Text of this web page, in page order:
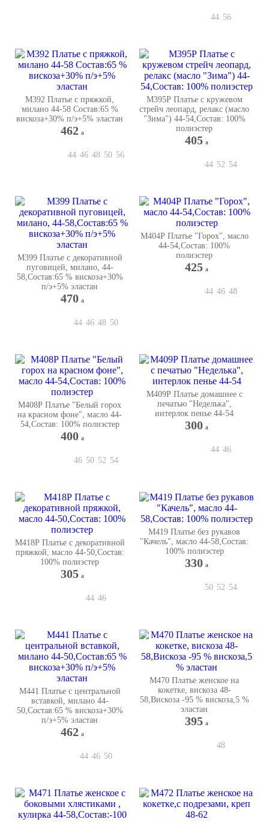
44 56
М392 Платье с пряжкой,
милано 44-58 Состав:65 %
вискоза+30% п/э+5% эластан
462 a
44 46 48 50 56
М395Р Платье с кружевом
стрейч леопард, релакс (масло
"Зима") 44-54,Состав: 100%
полиэстер
405 a
44 52 54
М399 Платье с декоративной
пуговицей, милано, 44-
58,Состав:65 % вискоза+30%
п/э+5% эластан
470 a
44 46 48 50
М404Р Платье "Горох", масло
44-54,Состав: 100%
полиэстер
425 a
44 46 48
М408Р Платье "Белый горох
на красном фоне", масло 44-
54,Состав: 100% полиэстер
400 a
46 50 52 54
М409Р Платье домашнее с
печатью "Неделька",
интерлок пенье 44-54
300 a
44 46
М418Р Платье с декоративной
пряжкой, масло 44-50,Состав:
100% полиэстер
305 a
44 46
М419 Платье без рукавов
"Качель", масло 44-58,Состав:
100% полиэстер
330 a
50 52 54
М441 Платье с центральной
вставкой, милано 44-
50,Состав:65 % вискоза+30%
п/э+5% эластан
462 a
44 46 50
М470 Платье женское на
кокетке, вискоза 48-
58,Вискоза -95 % вискоза,5 %
эластан
395 a
48